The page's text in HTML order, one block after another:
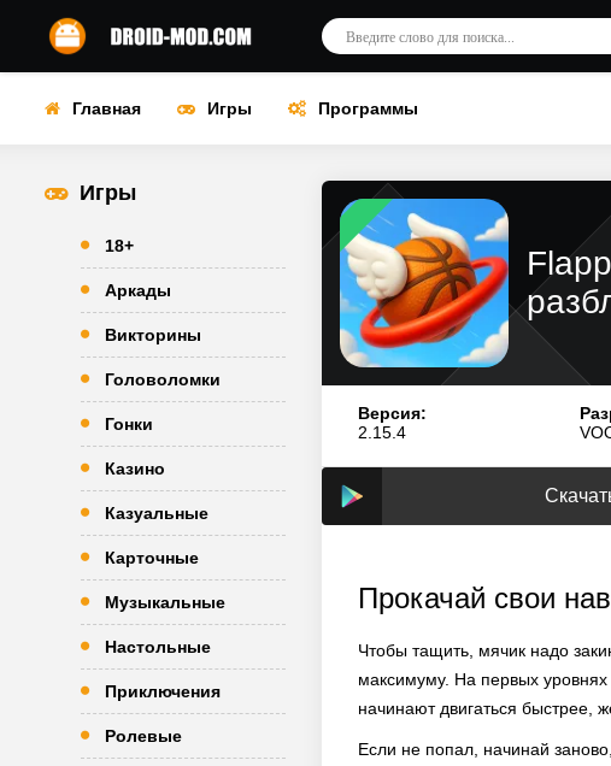
Главная Игры Программы
Игры
18+
Аркады
Викторины
Головоломки
Гонки
Казино
Казуальные
Карточные
Музыкальные
Настольные
Приключения
Ролевые
Версия:
2.15.4
Прокачай свои
Чтобы тащить, мячик надо
максимуму. На первых уровнях
начинают двигаться быстрее,
Если не попал, начинай